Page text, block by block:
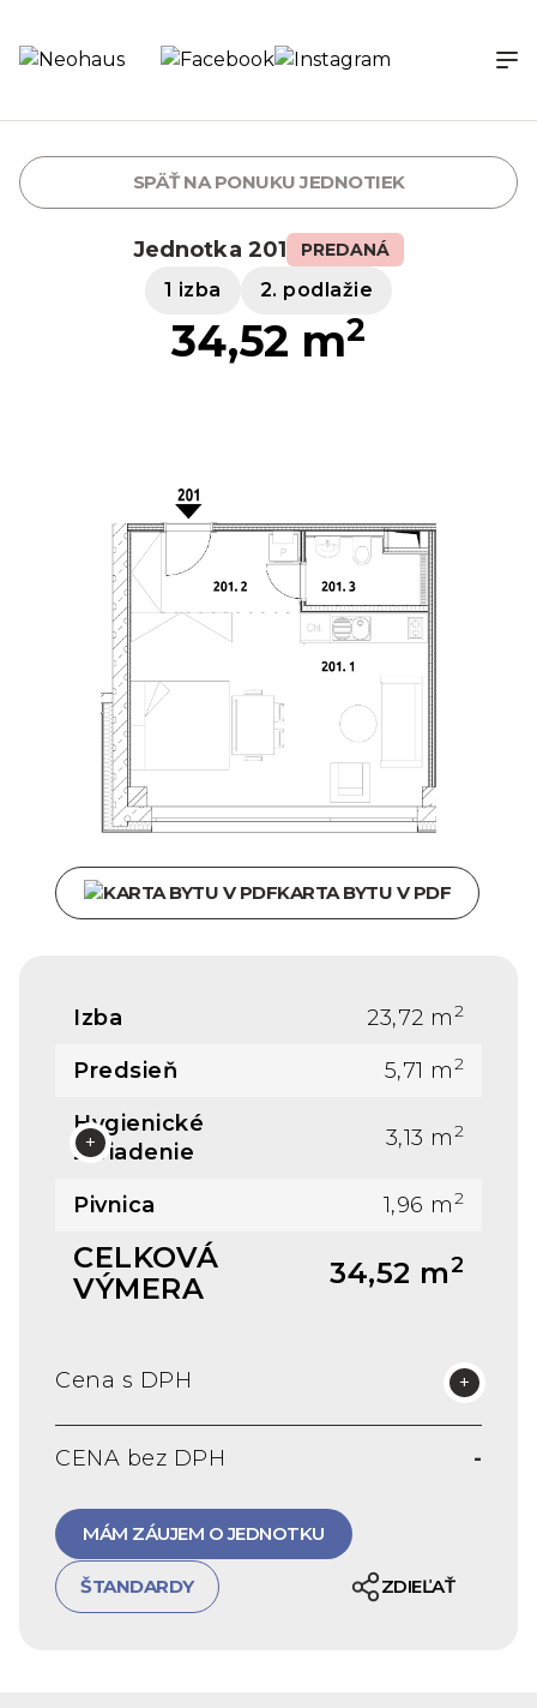
SPÄŤ NA PONUKU JEDNOTIEK
Jednotka 201 PREDANÁ
1 izba 2. podlažie
34,52 m2
KARTA BYTU V PDF
Izba 23,72 m2
Predsieň 5,71 m2
Hygienické
zariadenie
3,13 m2
Pivnica 1,96 m2
CELKOVÁ
VÝMERA
34,52 m2
Cena s DPH -
CENA bez DPH -
MÁM ZÁUJEM O JEDNOTKU
ŠTANDARDY ZDIEĽAŤ